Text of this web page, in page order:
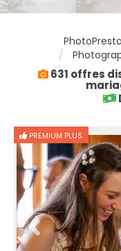
PhotoPresta
631 offres
PREMIUM PLUS